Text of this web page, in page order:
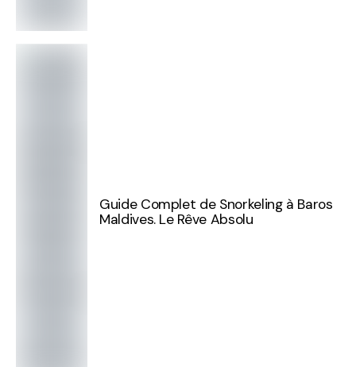
Guide Complet de Snorkeling à Baros
Maldives. Le Rêve Absolu